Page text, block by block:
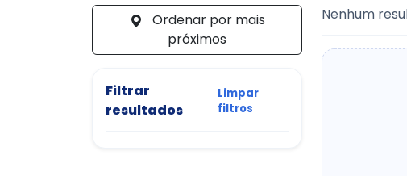
próximos
Filtrar
resultados
Limpar
filtros
Nenhum